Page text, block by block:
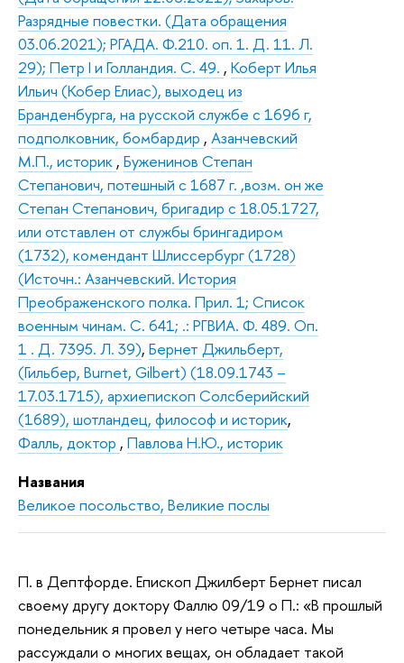
Разрядные повестки. (Дата обращения
03.06.2021); РГАДА. Ф.210. оп. 1. Д. 11. Л.
29); Петр I и Голландия. С. 49. , Коберт Илья
Ильич (Кобер Елиас), выходец из
Бранденбурга, на русской службе с 1696 г,
подполковник, бомбардир , Азанчевский
М.П., историк , Буженинов Степан
Степанович, потешный с 1687 г. ,возм. он же
Степан Степанович, бригадир с 18.05.1727,
или отставлен от службы брингадиром
(1732), комендант Шлиссербург (1728)
(Источн.: Азанчевский. История
Преображенского полка. Прил. 1; Список
военным чинам. С. 641; .: РГВИА. Ф. 489. Оп.
1 . Д. 7395. Л. 39), Бернет Джильберт,
(Гильбер, Burnet, Gilbert) (18.09.1743 –
17.03.1715), архиепископ Солсберийский
(1689), шотландец, философ и историк,
Фалль, доктор , Павлова Н.Ю., историк
Названия
Великое посольство, Великие послы
П. в Дептфорде. Епископ Джилберт Бернет писал
своему другу доктору Фаллю 09/19 о П.: «В прошлый
понедельник я провел у него четыре часа. Мы
рассуждали о многих вещах, он обладает такой